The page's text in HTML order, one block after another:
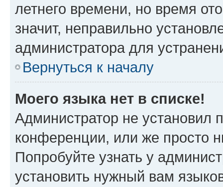
летнего времени, но время
значит, неправильно
администратора для
Вернуться к началу
Моего языка нет в списке!
Администратор не установил
конференции, или же просто
Попробуйте узнать у
установить нужный вам